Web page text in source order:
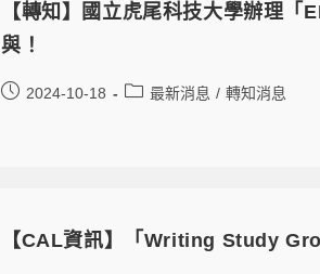
【轉知】國立虎尾科技大學辦理
與！
2024-10-18 最新消息 / 轉知消息
【CAL資訊】「Writing Study